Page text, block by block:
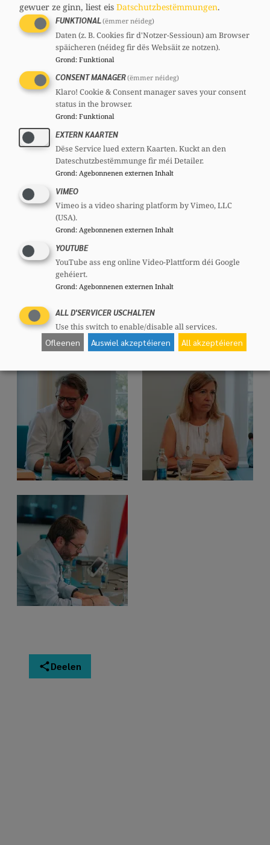
Deelen
gewuer ze ginn, liest eis Datschutzbestëmmungen.
FUNKTIONAL(ëmmer néideg)
Daten (z. B. Cookies fir d'Notzer-Sessioun) am Browser
späicheren (néideg fir dës Websäit ze notzen).
Grond: Funktional
CONSENT MANAGER(ëmmer néideg)
Klaro! Cookie & Consent manager saves your consent
status in the browser.
Grond: Funktional
EXTERN KAARTEN
Dëse Service lued extern Kaarten. Kuckt an den
Dateschutzbestëmmunge fir méi Detailer.
Grond: Agebonnenen externen Inhalt
VIMEO
Vimeo is a video sharing platform by Vimeo, LLC
(USA).
Grond: Agebonnenen externen Inhalt
YOUTUBE
YouTube ass eng online Video-Plattform déi Google
gehéiert.
Grond: Agebonnenen externen Inhalt
ALL D'SERVICER USCHALTEN
Use this switch to enable/disable all services.
Ofleenen Auswiel akzeptéieren All akzeptéieren